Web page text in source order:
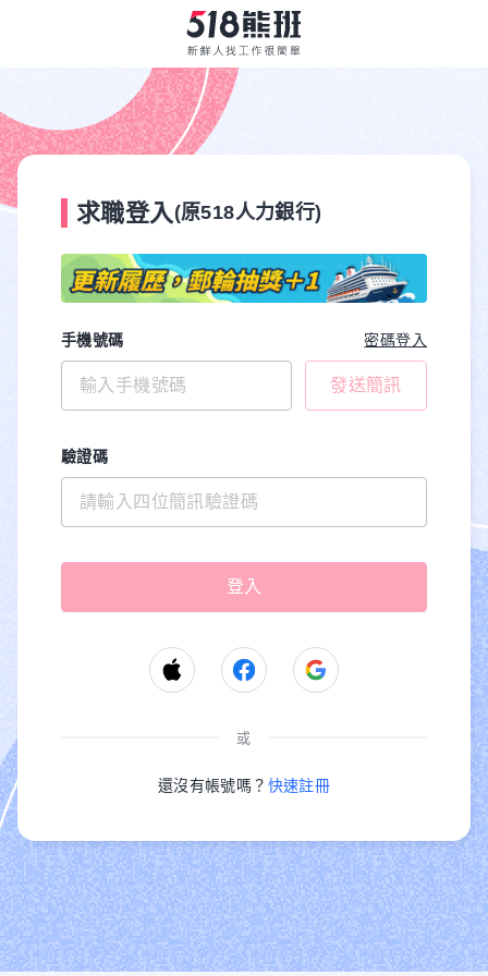
求職登入 (原518人力銀行)
手機號碼 密碼登入
發送簡訊
驗證碼
或
還沒有帳號嗎？ 快速註冊